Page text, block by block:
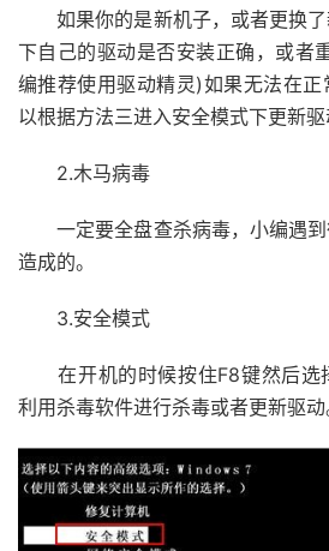
如果你的是新机子，或者更换了
下自己的驱动是否安装正确，或者
编推荐使用驱动精灵)如果无法在
以根据方法三进入安全模式下更新驱
2.木马病毒
一定要全盘查杀病毒，小编遇到
造成的。
3.安全模式
在开机的时候按住F8键然后选
利用杀毒软件进行杀毒或者更新驱动